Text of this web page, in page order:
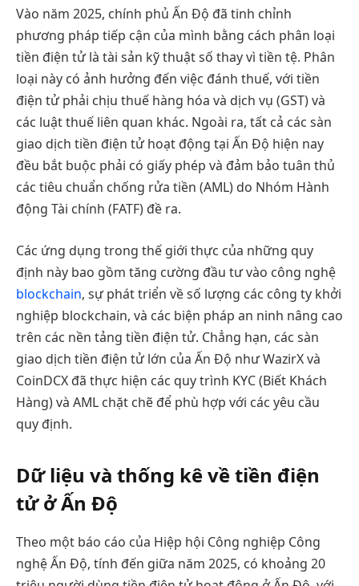
Vào năm 2025, chính phủ Ấn Độ đã tinh chỉnh
phương pháp tiếp cận của mình bằng cách phân loại
tiền điện tử là tài sản kỹ thuật số thay vì tiền tệ. Phân
loại này có ảnh hưởng đến việc đánh thuế, với tiền
điện tử phải chịu thuế hàng hóa và dịch vụ (GST) và
các luật thuế liên quan khác. Ngoài ra, tất cả các sàn
giao dịch tiền điện tử hoạt động tại Ấn Độ hiện nay
đều bắt buộc phải có giấy phép và đảm bảo tuân thủ
các tiêu chuẩn chống rửa tiền (AML) do Nhóm Hành
động Tài chính (FATF) đề ra.
Các ứng dụng trong thế giới thực của những quy
định này bao gồm tăng cường đầu tư vào công nghệ
blockchain, sự phát triển về số lượng các công ty khởi
nghiệp blockchain, và các biện pháp an ninh nâng cao
trên các nền tảng tiền điện tử. Chẳng hạn, các sàn
giao dịch tiền điện tử lớn của Ấn Độ như WazirX và
CoinDCX đã thực hiện các quy trình KYC (Biết Khách
Hàng) và AML chặt chẽ để phù hợp với các yêu cầu
quy định.
Dữ liệu và thống kê về tiền điện
tử ở Ấn Độ
Theo một báo cáo của Hiệp hội Công nghiệp Công
nghệ Ấn Độ, tính đến giữa năm 2025, có khoảng 20